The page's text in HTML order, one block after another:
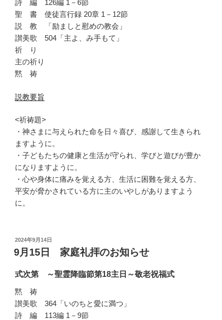
詩 編 126編 1－6節
聖 書 使徒言行録 20章 1－12節
説 教 「励ましと慰めの教会」
讃美歌 504「主よ、み手もて」
祈 り
主の祈り
黙 祷
説教要旨
<祈祷題>
・神さまに与えられた命を日々喜び、感謝して生きられ
ますように。
・子どもたちの健康と生活が守られ、学びと遊びが豊か
になりますように。
・心や身体に痛みを覚える方、生活に困難を覚える方、
平安が脅かされている方に主のいやしがありますよう
に。
投
稿
日:
2024年9月14日
9月15日 家庭礼拝のお知らせ
式次第 ～聖霊降臨節第18主日～敬老祝福式
黙 祷
讃美歌 364「いのちと愛に満つ」
詩 編 113編 1－9節